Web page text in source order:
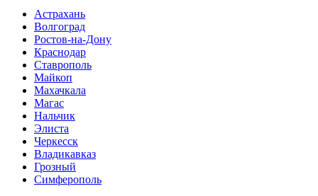
Астрахань
Волгоград
Ростов-на-Дону
Краснодар
Ставрополь
Майкоп
Махачкала
Магас
Нальчик
Элиста
Черкесск
Владикавказ
Грозный
Симферополь